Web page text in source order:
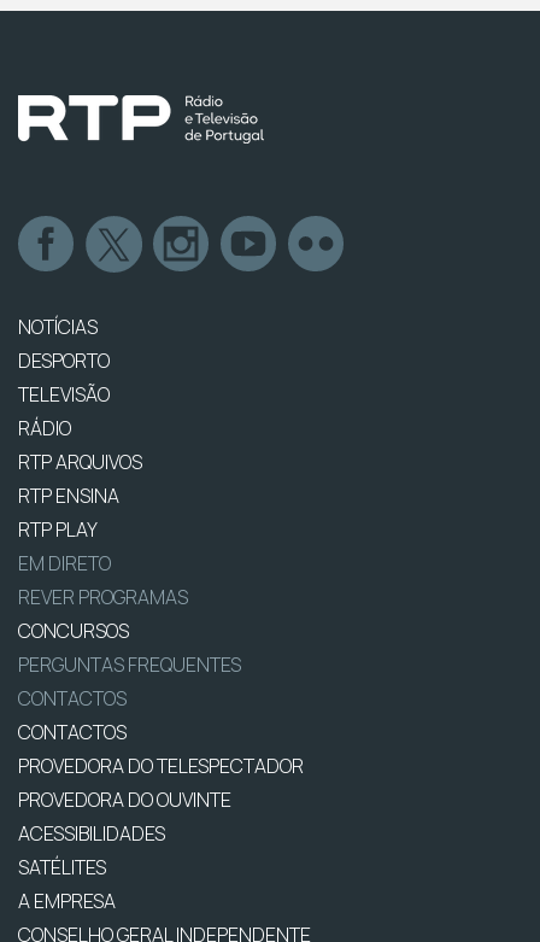
NOTÍCIAS
DESPORTO
TELEVISÃO
RÁDIO
RTP ARQUIVOS
RTP ENSINA
RTP PLAY
EM DIRETO
REVER PROGRAMAS
CONCURSOS
PERGUNTAS FREQUENTES
CONTACTOS
CONTACTOS
PROVEDORA DO TELESPECTADOR
PROVEDORA DO OUVINTE
ACESSIBILIDADES
SATÉLITES
A EMPRESA
CONSELHO GERAL INDEPENDENTE